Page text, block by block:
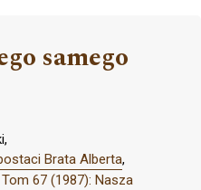
samego
Brata Alberta,
67 (1987): Nasza